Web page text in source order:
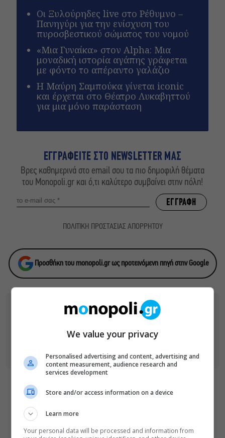
Οι Ξυλούρηδες live στο Ρέθυμνο –
Πανηγύρι για την ενίσχυση του
πυροσβεστικού σώματος του νομού
«Μια Γυναίκα» στον Alpha: Μια
μοναδική ιστορία αγάπης γράφεται
με φόντο το απέραντο γαλάζιο
Η Μαύρη Σαμπούκα γίνεται iconic
και έρχεται στο Θέατρο Λυκαβηττού
για μια μόνο παράσταση
ΕΓΓΡΑΦΕΙΤΕ ΣΤΟ NEWSLETTER ΜΑΣ
Βρες καθημερινά στο email σου τα πιο δημοφιλή θέματα
του Monopoli.gr και ό,τι καλύτερο συμβαίνει στην πόλη!
ΠΟΛΙΤΙΚΗ ΠΡΟΣΤΑΣΙΑΣ ΑΠΟΡΡΗΤΟΥ
Προσθήκη του monopoli.gr ως προτεινόμενη πηγή στην Google
ΟΛΕΣ ΤΙΣ ΕΙΔΗΣΕΙΣ ΤΗΣ ΗΜΕΡΑΣ
Οι «Τρωάδες» στην Επίδαυρο
We value your privacy
Personalised advertising and content, advertising and
content measurement, audience research and
services development
Store and/or access information on a device
Learn more
Your personal data will be processed and information from